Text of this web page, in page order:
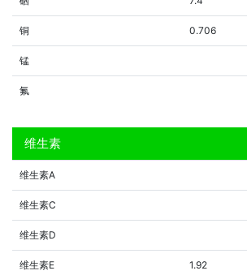
铜 0.706
锰
氟
维生素
维生素A
维生素C
维生素D
维生素E 1.92